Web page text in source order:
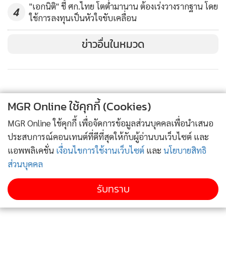
เกิดการขับเคลื่อนการดำเนินในธุรกิจหลักของบริษัทให้เติบโต
เฉลี่ยระดับ 10% จากฐานลูกค้าปัจจุบัน แต่ทั้งนี้ยังต้องคำนึงถึง
สถานการณ์โควิด-19 ซึ่งบริษัทส่วนใหญ่ยังลดค่าใช้จ่ายและการ
ดำเนินงานต่อเนื่องตามการชะลอของเศรษฐกิจ
ข้อติดขัดการใช้บริการของลูกค้า (Pain Point) อีกทั้งบริษัทจะมี
การเผยแพร่กรณีตัวอย่างของบริษัทที่มีการใช้นวัตกรรมใหม่มา
แสดงผลให้บริษัทที่สนใจลดขั้นตอนกระบวนการทำงานได้เห็นว่า
ผลลัพธ์ที่ออกมาเป็นอย่างไร (Outsourcing Show Case) ซึ่งอาจ
จะใช้วิธีการจัดสัมมนาหรือแนวทางอื่นๆ เพื่อให้ธุรกิจอื่นได้
สามารถนำแนวคิดเหล่านี้ไปประยุกต์การใช้งานในแบบฉบับของ
ตัวเองได้ (Reapply)
นายอภิวัฒน์ เกรียงวัฒนากุล รองกรรมการผู้จัดการ ด้านการ
4
"เอกนิติ" ชี้ ศก.ไทย โตต่ำมานาน ต้องเร่งวางรากฐาน โดย
ใช้การลงทุนเป็นหัวใจขับเคลื่อน
ข่าวอื่นในหมวด
ติดตามข่าวสารผ่านทาง LINE
MGR Online Application
ติดตาม MGR Online
MGR Online ใช้คุกกี้ (Cookies)
MGR Online ใช้คุกกี้ เพื่อจัดการข้อมูลส่วนบุคคลเพื่อนำเสนอ
ประสบการณ์คอนเทนต์ที่ดีที่สุดให้กับผู้อ่านบนเว็บไซต์ และ
แอพพลิเคชั่น เงื่อนไขการใช้งานเว็บไซต์ และ นโยบายสิทธิ
ส่วนบุคคล
รับทราบ